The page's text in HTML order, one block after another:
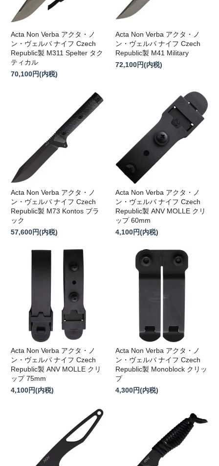
Acta Non Verba アクタ・ノ
ン・ヴェルバ ナイフ Czech
Republic製 M311 Spelter タク
ティカル
70,100円(内税)
Acta Non Verba アクタ・ノ
ン・ヴェルバ ナイフ Czech
Republic製 M41 Military
72,100円(内税)
Acta Non Verba アクタ・ノ
ン・ヴェルバ ナイフ Czech
Republic製 M73 Kontos ブラ
ック
57,600円(内税)
Acta Non Verba アクタ・ノ
ン・ヴェルバ ナイフ Czech
Republic製 ANV MOLLE クリ
ップ 60mm
4,100円(内税)
Acta Non Verba アクタ・ノ
ン・ヴェルバ ナイフ Czech
Republic製 ANV MOLLE クリ
ップ 75mm
4,100円(内税)
Acta Non Verba アクタ・ノ
ン・ヴェルバ ナイフ Czech
Republic製 Monoblock クリッ
プ
4,300円(内税)